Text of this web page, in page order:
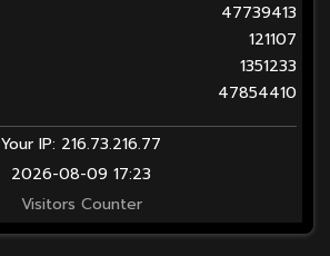
47739413
121107
1351233
47854410
Your IP: 216.73.216.77
2026-08-09 17:23
Visitors Counter